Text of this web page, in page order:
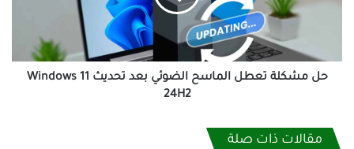
24H2
حل مشكلة تعطل الماسح الضوئي بعد تحديث Windows 11
24H2
مقالات ذات صلة